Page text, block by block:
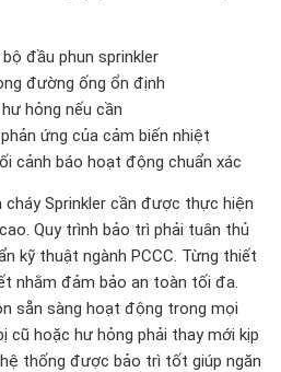
đầu phun sprinkler
đường ống ổn định
hỏng nếu cần
ứng của cảm biến nhiệt
cảnh báo hoạt động chuẩn xác
Sprinkler cần được thực hiện
Quy trình bảo trì phải tuân thủ
kỹ thuật ngành PCCC. Từng thiết
nhằm đảm bảo an toàn tối đa.
sẵn sàng hoạt động trong mọi
cũ hoặc hư hỏng phải thay mới kịp
thống được bảo trì tốt giúp ngăn